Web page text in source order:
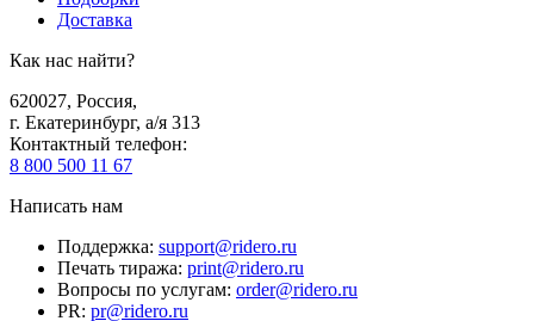
Доставка
Как нас найти?
620027, Россия,
г. Екатеринбург, а/я 313
Контактный телефон:
8 800 500 11 67
Написать нам
Поддержка: support@ridero.ru
Печать тиража: print@ridero.ru
Вопросы по услугам: order@ridero.ru
PR: pr@ridero.ru